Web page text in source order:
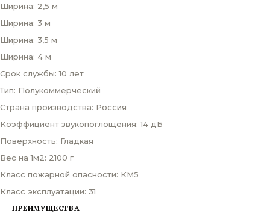
Ширина: 2,5 м
Ширина: 3 м
Ширина: 3,5 м
Ширина: 4 м
Срок службы: 10 лет
Тип: Полукоммерческий
Страна производства: Россия
Коэффициент звукопоглощения: 14 дБ
Поверхность: Гладкая
Вес на 1м2: 2100 г
Класс пожарной опасности: КМ5
Класс эксплуатации: 31
ПРЕИМУЩЕСТВА